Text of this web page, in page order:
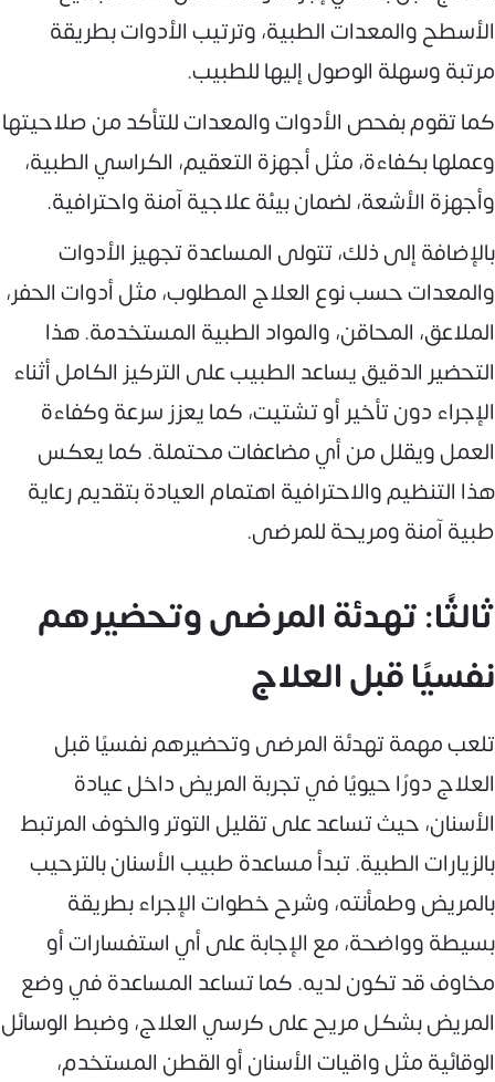
الأسطح والمعدات الطبية، وترتيب الأدوات بطريقة
مرتبة وسهلة الوصول إليها للطبيب.
كما تقوم بفحص الأدوات والمعدات للتأكد من صلاحيتها
وعملها بكفاءة، مثل أجهزة التعقيم، الكراسي الطبية،
وأجهزة الأشعة، لضمان بيئة علاجية آمنة واحترافية.
بالإضافة إلى ذلك، تتولى المساعدة تجهيز الأدوات
والمعدات حسب نوع العلاج المطلوب، مثل أدوات الحفر،
الملاعق، المحاقن، والمواد الطبية المستخدمة. هذا
التحضير الدقيق يساعد الطبيب على التركيز الكامل أثناء
الإجراء دون تأخير أو تشتيت، كما يعزز سرعة وكفاءة
العمل ويقلل من أي مضاعفات محتملة. كما يعكس
هذا التنظيم والاحترافية اهتمام العيادة بتقديم رعاية
طبية آمنة ومريحة للمرضى.
ثالثًا: تهدئة المرضى وتحضيرهم
نفسيًا قبل العلاج
تلعب مهمة تهدئة المرضى وتحضيرهم نفسيًا قبل
العلاج دورًا حيويًا في تجربة المريض داخل عيادة
الأسنان، حيث تساعد على تقليل التوتر والخوف المرتبط
بالزيارات الطبية. تبدأ مساعدة طبيب الأسنان بالترحيب
بالمريض وطمأنته، وشرح خطوات الإجراء بطريقة
بسيطة وواضحة، مع الإجابة على أي استفسارات أو
مخاوف قد تكون لديه. كما تساعد المساعدة في وضع
المريض بشكل مريح على كرسي العلاج، وضبط الوسائل
الوقائية مثل واقيات الأسنان أو القطن المستخدم،